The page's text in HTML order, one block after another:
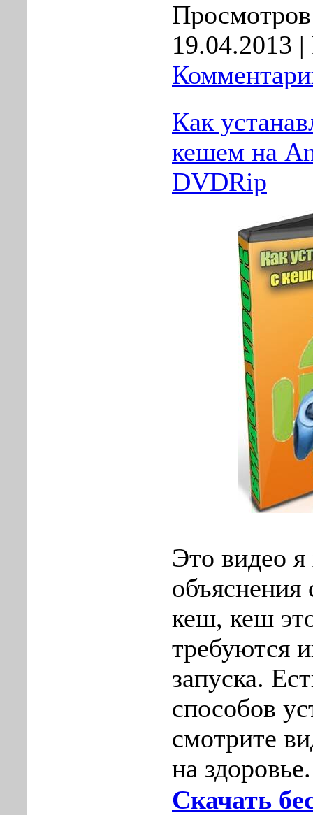
19.04.2013 |
Как
кешем на
DVDRip
Это видео я
объяснения
кеш, кеш
требуются
запуска.
способов
смотрите
на здоровье.
Скачать